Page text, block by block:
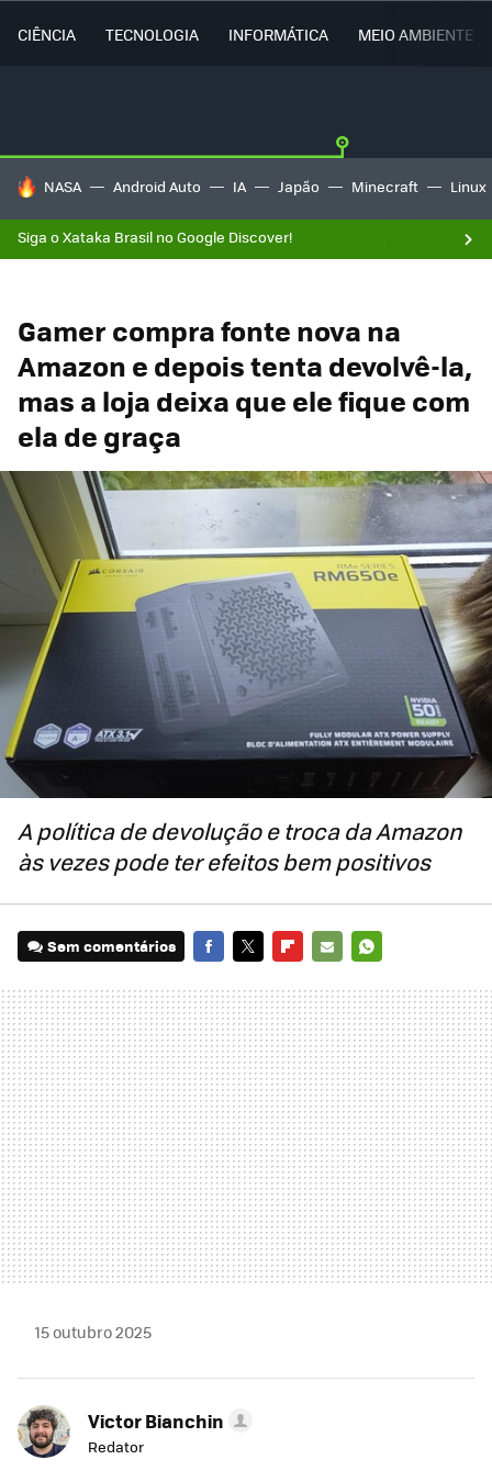
CIÊNCIA TECNOLOGIA INFORMÁTICA MEIO AMBIENTE
TENDÊNCIAS DO DIA
NASA Android Auto IA Japão Minecraft Linux
Siga o Xataka Brasil no Google Discover!
Gamer compra fonte nova na
Amazon e depois tenta devolvê-la,
mas a loja deixa que ele fique com
ela de graça
A política de devolução e troca da Amazon
às vezes pode ter efeitos bem positivos
Sem comentários
MAIL
15 outubro 2025
Victor Bianchin
Redator